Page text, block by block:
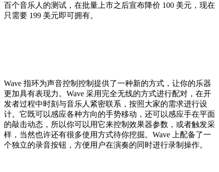
百个音乐人的测试，在批量上市之后宣布降价 100 美元，现在
只需要 199 美元即可拥有。
Wave 指环为声音控制控制提供了一种新的方式，让你的乐器
更加具有表现力。Wave 采用完全无线的方式进行配对，在开
发者过程中时刻与音乐人紧密联系，按照大家的需求进行设
计。它既可以感应各种方向的手势移动，还可以感应手在平面
的敲击动态，所以你可以用它来控制效果器参数，或者触发采
样，当然也许还有很多使用方式待你挖掘。Wave 上配备了一
个独立的录音按钮，方便用户在演奏的同时进行录制操作。